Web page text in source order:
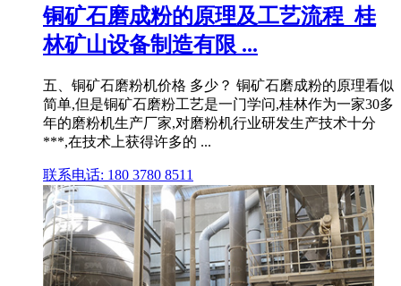
铜矿石磨成粉的原理及工艺流程_桂
林矿山设备制造有限 ...
五、铜矿石磨粉机价格 多少？ 铜矿石磨成粉的原理看似
简单,但是铜矿石磨粉工艺是一门学问,桂林作为一家30多
年的磨粉机生产厂家,对磨粉机行业研发生产技术十分
***,在技术上获得许多的 ...
联系电话: 180 3780 8511